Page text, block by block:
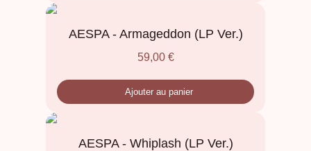
AESPA - Armageddon (LP Ver.)
59,00 €
Ajouter au panier
AESPA - Whiplash (LP Ver.)